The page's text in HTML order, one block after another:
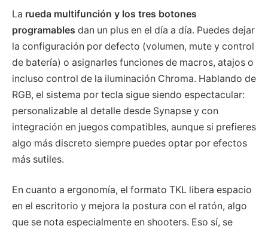
La rueda multifunción y los tres botones
programables dan un plus en el día a día. Puedes dejar
la configuración por defecto (volumen, mute y control
de batería) o asignarles funciones de macros, atajos o
incluso control de la iluminación Chroma. Hablando de
RGB, el sistema por tecla sigue siendo espectacular:
personalizable al detalle desde Synapse y con
integración en juegos compatibles, aunque si prefieres
algo más discreto siempre puedes optar por efectos
más sutiles.
En cuanto a ergonomía, el formato TKL libera espacio
en el escritorio y mejora la postura con el ratón, algo
que se nota especialmente en shooters. Eso sí, se